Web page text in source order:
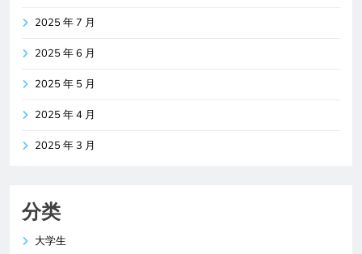
2025 年 7 月
2025 年 6 月
2025 年 5 月
2025 年 4 月
2025 年 3 月
分类
大学生